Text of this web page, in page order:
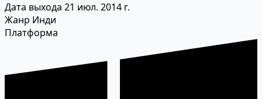
Дата выхода 21 июл. 2014 г.
Жанр Инди
Платформа